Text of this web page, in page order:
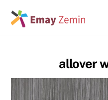
allover